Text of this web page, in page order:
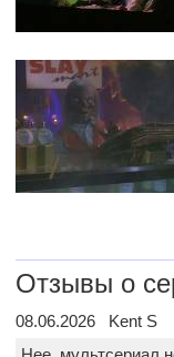
Отзывы о
08.06.2026 Kent S